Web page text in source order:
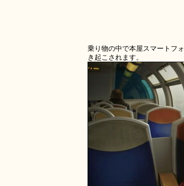
乗り物の中で本屋スマートフ
き起こされます。